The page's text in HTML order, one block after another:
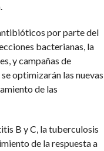
por parte del
bacterianas, la
y campañas de
optimizarán las nuevas
de las
B y C, la tuberculosis
de la respuesta a